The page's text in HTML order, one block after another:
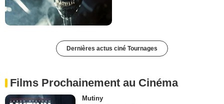
Dernières actus ciné Tournages
Films Prochainement au Cinéma
Mutiny